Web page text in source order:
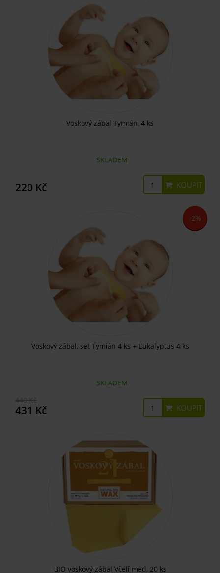
Voskový zábal Tymián, 4 ks
SKLADEM
220 Kč KOUPIT
-2%
Voskový zábal, set Tymián 4 ks + Eukalyptus 4 ks
SKLADEM
431 Kč KOUPIT
BIO voskový zábal Včelí med, 20 ks